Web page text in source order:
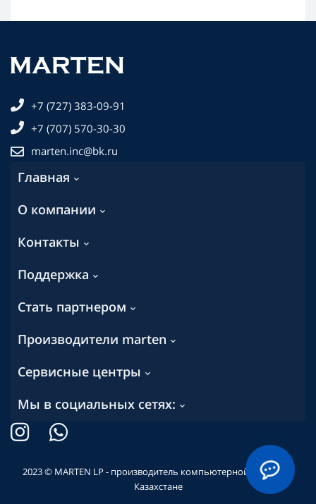
+7 (727) 383-09-91
+7 (707) 570-30-30
marten.inc@bk.ru
Главная
О компании
Контакты
Поддержка
Стать партнером
Производители marten
Сервисные центры
Мы в социальных сетях:
2023 © MARTEN LP - производитель компьютерной техники в
Казахстане